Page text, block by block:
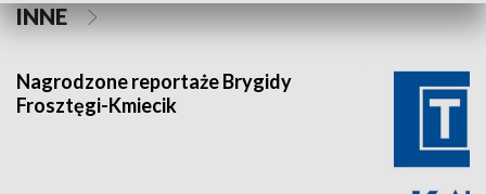
INNE
Nagrodzone reportaże Brygidy
Frosztęgi-Kmiecik